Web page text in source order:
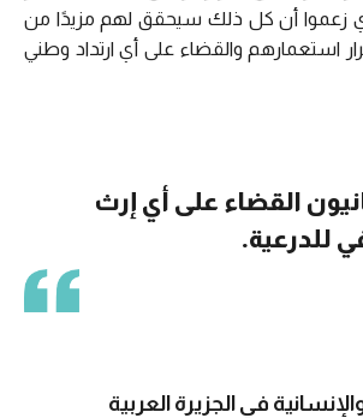
زعموا أن كل ذلك سيحقق لهم مزيدًا من
استعمارهم والقضاء على أي ارتداد وطني
القضاء على أي إرث
للدرعية.
في الجزيرة العربية